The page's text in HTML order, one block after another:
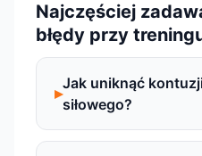
Najczęściej
błędy przy
Jak uniknąć
siłowego?